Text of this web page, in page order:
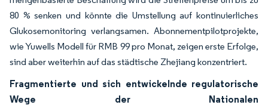
80 % senken und könnte die Umstellung auf kontinuierliches
Glukosemonitoring verlangsamen. Abonnementpilotprojekte,
wie Yuwells Modell für RMB 99 pro Monat, zeigen erste Erfolge,
sind aber weiterhin auf das städtische Zhejiang konzentriert.
Fragmentierte und sich entwickelnde regulatorische
Wege der Nationalen